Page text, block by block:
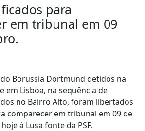
para
em tribunal em 09
Borussia Dortmund detidos na
em Lisboa, na sequência de
no Bairro Alto, foram libertados
comparecer em tribunal em 09 de
à Lusa fonte da PSP.